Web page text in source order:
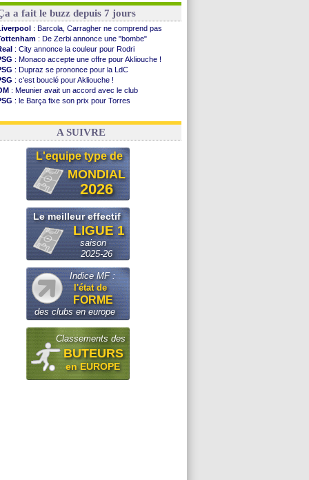
a fait le buzz depuis 7 jours
: Barcola, Carragher ne comprend pas
: De Zerbi annonce une "bombe"
: City annonce la couleur pour Rodri
: Monaco accepte une offre pour Akliouche !
: Dupraz se prononce pour la LdC
: c'est bouclé pour Akliouche !
: Meunier avait un accord avec le club
: le Barça fixe son prix pour Torres
: Infantino sollicite Trump
A SUIVRE
L'equipe type de
MONDIAL
2026
Le meilleur effectif
LIGUE 1
saison
2025-26
Indice MF :
l'état de
FORME
des clubs en europe
Classements des
BUTEURS
en EUROPE